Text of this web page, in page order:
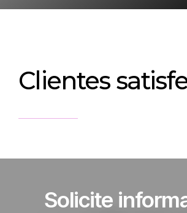
Clientes
Solicite